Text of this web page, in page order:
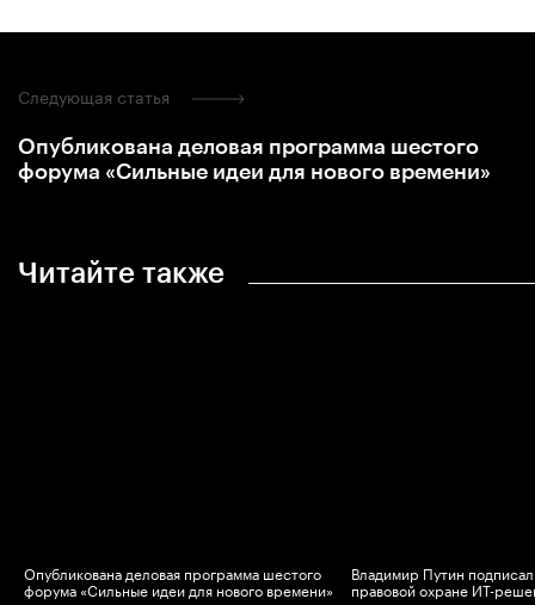
Читайте также
Опубликована деловая программа шестого
форума «Сильные идеи для нового времени»
Владимир Путин
правовой охране ИТ-
Следующая статья
Опубликована деловая программа шестого
форума «Сильные идеи для нового времени»